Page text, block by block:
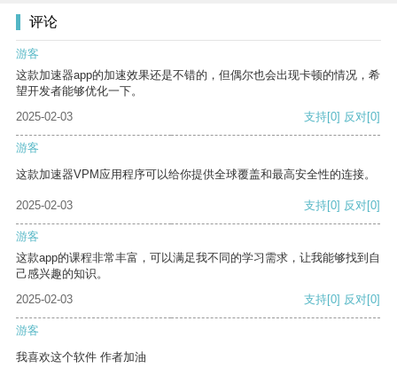
评论
游客
这款加速器app的加速效果还是不错的，但偶尔也会出现卡顿的情况，希
望开发者能够优化一下。
2025-02-03
支持[0] 反对[0]
游客
这款加速器VPM应用程序可以给你提供全球覆盖和最高安全性的连接。
2025-02-03 支持[0] 反对[0]
游客
这款app的课程非常丰富，可以满足我不同的学习需求，让我能够找到自
己感兴趣的知识。
2025-02-03
支持[0] 反对[0]
游客
我喜欢这个软件 作者加油